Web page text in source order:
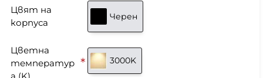
Цвят на
корпуса
Черен
Цветна
температур
3000K